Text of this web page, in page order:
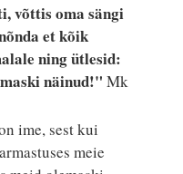
võttis oma sängi
et kõik
ning ütlesid:
näinud!"Mk
ime, sest kui
meie